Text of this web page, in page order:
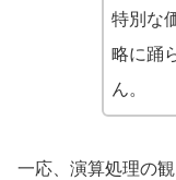
特別な
略に踊
ん。
一応、演算処理の